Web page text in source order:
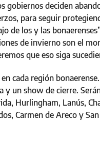
gobiernos deciden
para seguir
de los y las
de invierno son el
que eso siga
cada región
y un show de cierre.
Hurlingham, Lanús,
Carmen de Areco y